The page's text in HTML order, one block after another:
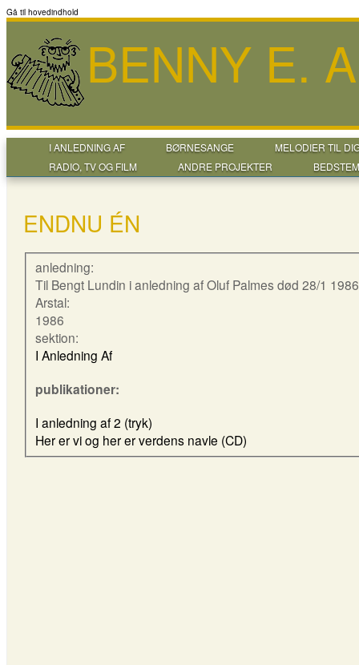
Gå til hovedindhold
BENNY E.
I ANLEDNING AF BØRNESANGE
MELODIER TIL
RADIO, TV OG FILM
ANDRE PROJEKTER
ENDNU ÉN
anledning:
Til Bengt Lundin i anledning af Oluf Palmes død 28/1 1986
Arstal:
1986
sektion:
I Anledning Af
publikationer:
I anledning af 2 (tryk)
Her er vi og her er verdens navle (CD)